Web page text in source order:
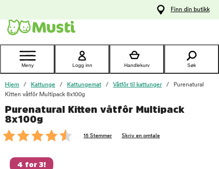
Kontakt
kundeservice
Finn din butikk
Meny Logg inn Handlekurv Søk
Hjem Kattunge Kattungemat Våtfôr til kattunger
Purenatural
Kitten våtfôr Multipack 8x100g
Purenatural Kitten våtfôr Multipack
8x100g
15 Stemmer Skriv en omtale
4 for 3!
foo